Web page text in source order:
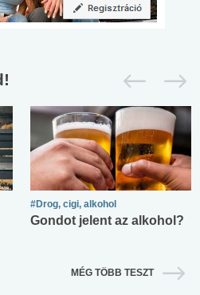
#Drog, cigi, alkohol
Gondot jelent az alkohol?
MÉG TÖBB TESZT